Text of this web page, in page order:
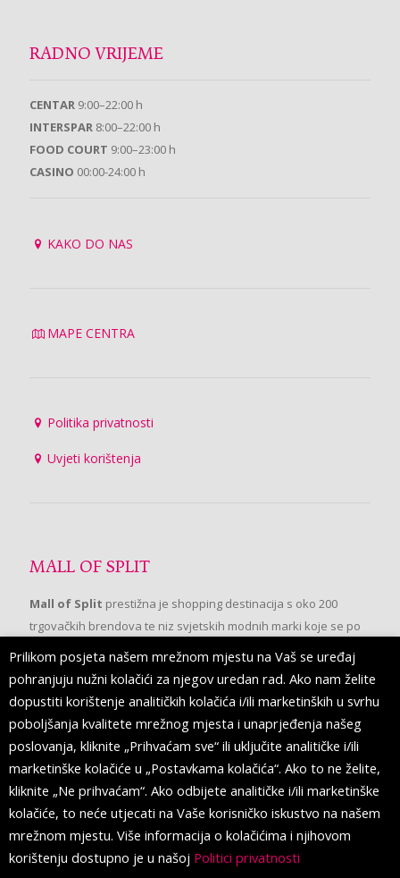
RADNO VRIJEME
CENTAR 9:00–22:00 h
INTERSPAR 8:00–22:00 h
FOOD COURT 9:00–23:00 h
CASINO 00:00-24:00 h
KAKO DO NAS
MAPE CENTRA
Politika privatnosti
Uvjeti korištenja
MALL OF SPLIT
Mall of Split prestižna je shopping destinacija s oko 200
trgovačkih brendova te niz svjetskih modnih marki koje se po
prvi put pojavljuju u Splitu.
PRATITE NAS
Prilikom posjeta našem mrežnom mjestu na Vaš se uređaj
pohranjuju nužni kolačići za njegov uredan rad. Ako nam želite
dopustiti korištenje analitičkih kolačića i/ili marketinških u svrhu
poboljšanja kvalitete mrežnog mjesta i unaprjeđenja našeg
poslovanja, kliknite „Prihvaćam sve“ ili uključite analitičke i/ili
marketinške kolačiće u „Postavkama kolačića“. Ako to ne želite,
kliknite „Ne prihvaćam“. Ako odbijete analitičke i/ili marketinške
kolačiće, to neće utjecati na Vaše korisničko iskustvo na našem
mrežnom mjestu. Više informacija o kolačićima i njihovom
korištenju dostupno je u našoj Politici privatnosti